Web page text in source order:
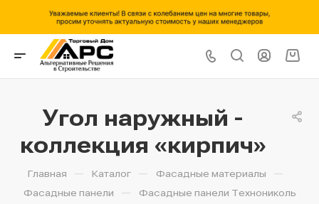
Угол наружный -
коллекция «кирпич»
Главная — Каталог — Фасадные материалы —
Фасадные панели — Фасадные панели Технониколь